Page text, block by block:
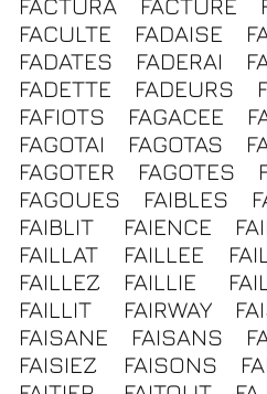
FACTURA
FACTURE
FACULTE
FADAISE
FADATES
FADERAI
FADETTE
FADEURS
FAFIOTS
FAGACEE
FAGOTAI
FAGOTAS
FAGOTER
FAGOTES
FAGOUES
FAIBLES
FAIBLIT
FAIENCE
FAILLAT
FAILLEE
FAILLEZ
FAILLIE
FAILLIT
FAIRWAY
FAISANE
FAISANS
FAISIEZ
FAISONS